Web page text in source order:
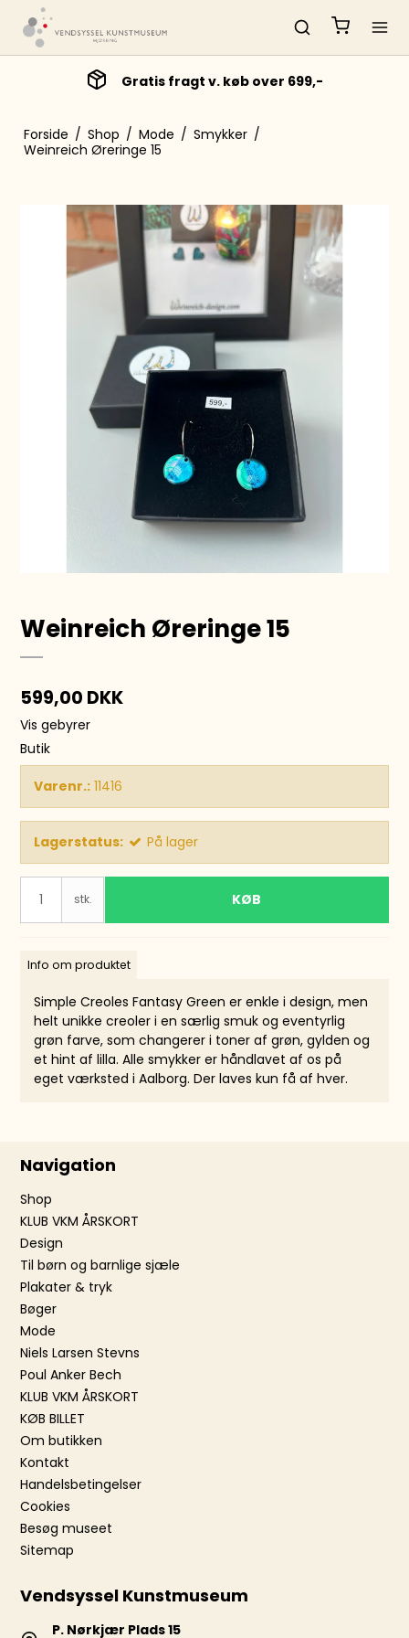
Gratis fragt v. køb over 699,-
Forside / Shop / Mode / Smykker /
Weinreich Øreringe 15
Weinreich Øreringe 15
599,00 DKK
Vis gebyrer
Butik
Varenr.: 11416
Lagerstatus: På lager
stk. KØB
Info om produktet
Simple Creoles Fantasy Green er enkle i design, men
helt unikke creoler i en særlig smuk og eventyrlig
grøn farve, som changerer i toner af grøn, gylden og
et hint af lilla. Alle smykker er håndlavet af os på
eget værksted i Aalborg. Der laves kun få af hver.
Navigation
Shop
KLUB VKM ÅRSKORT
Design
Til børn og barnlige sjæle
Plakater & tryk
Bøger
Mode
Niels Larsen Stevns
Poul Anker Bech
KLUB VKM ÅRSKORT
KØB BILLET
Om butikken
Kontakt
Handelsbetingelser
Cookies
Besøg museet
Sitemap
Vendsyssel Kunstmuseum
P. Nørkjær Plads 15